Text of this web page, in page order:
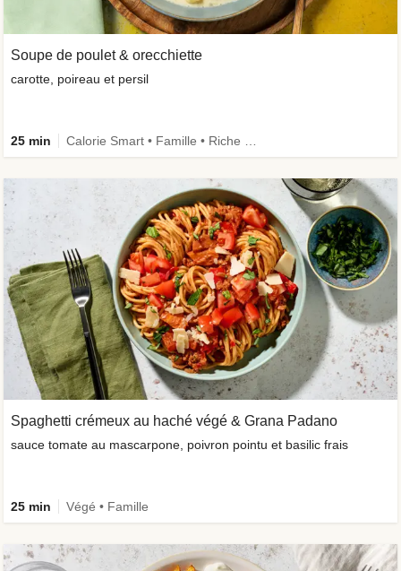
Soupe de poulet & orecchiette
carotte, poireau et persil
25 min
Spaghetti crémeux au haché végé & Grana Padano
sauce tomate au mascarpone, poivron pointu et basilic frais
25 min Végé • Famille